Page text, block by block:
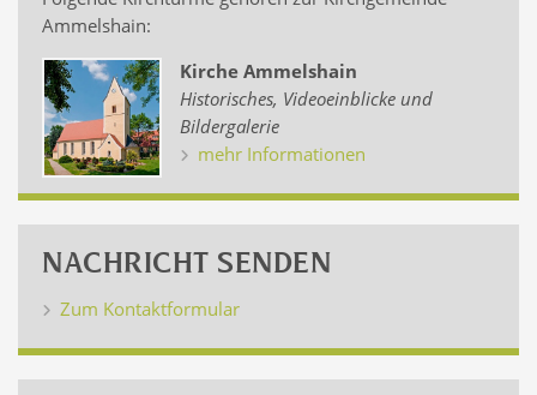
Ammelshain:
Kirche Ammelshain
Historisches, Videoeinblicke und
Bildergalerie
mehr Informationen
NACHRICHT SENDEN
Zum Kontaktformular